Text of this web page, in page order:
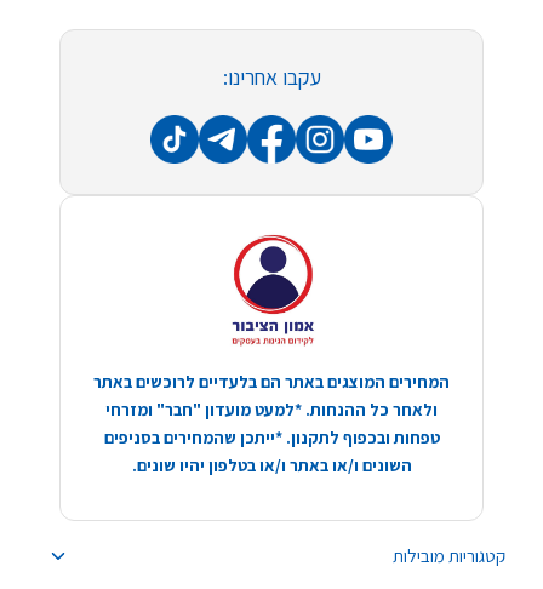
קטגוריות מובילות
עקבו אחרינו:
המחירים המוצגים באתר הם בלעדיים לרוכשים באתר
ולאחר כל ההנחות. *למעט מועדון "חבר" ומזרחי
טפחות ובכפוף לתקנון. *ייתכן שהמחירים בסניפים
השונים ו/או באתר ו/או בטלפון יהיו שונים.